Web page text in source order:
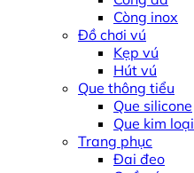
Còng inox
Đồ chơi vú
Kẹp vú
Hút vú
Que thông tiểu
Que silicone
Que kim loại
Trang phục
Đai đeo